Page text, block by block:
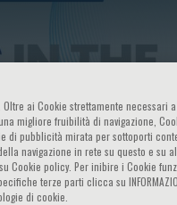
ai Cookie strettamente necessari
migliore fruibilità di navigazione,
di pubblicità mirata per sottoporti
navigazione in rete su questo e su
Cookie policy. Per inibire i Cookie
terze parti clicca su
di cookie.